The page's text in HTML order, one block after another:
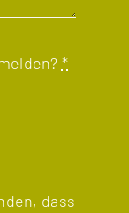
*
dass